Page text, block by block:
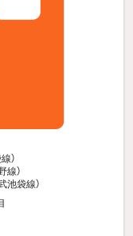
）
線）
池袋線）